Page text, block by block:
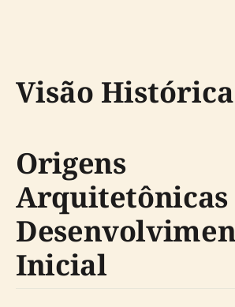
Visão Histórica
Origens
Arquitetônicas
Inicial